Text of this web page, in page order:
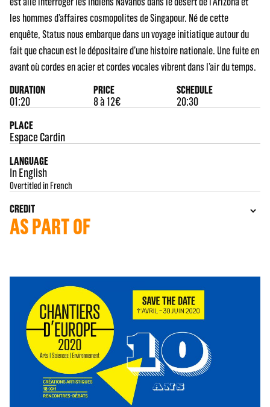
les hommes d’affaires cosmopolites de Singapour. Né de cette
enquête, Status nous embarque dans un voyage initiatique autour du
fait que chacun est le dépositaire d’une histoire nationale. Une fuite en
avant où cordes en acier et cordes vocales vibrent dans l’air du temps.
DURATION
01:20
PRICE
8 à 12€
SCHEDULE
20:30
PLACE
Espace Cardin
LANGUAGE
In English
Overtitled in French
CREDIT
AS PART OF